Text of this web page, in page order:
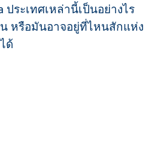
ประเทศเหล่านี้เป็นอย่างไร
หรือมันอาจอยู่ที่ไหนสักแห่ง
ด้